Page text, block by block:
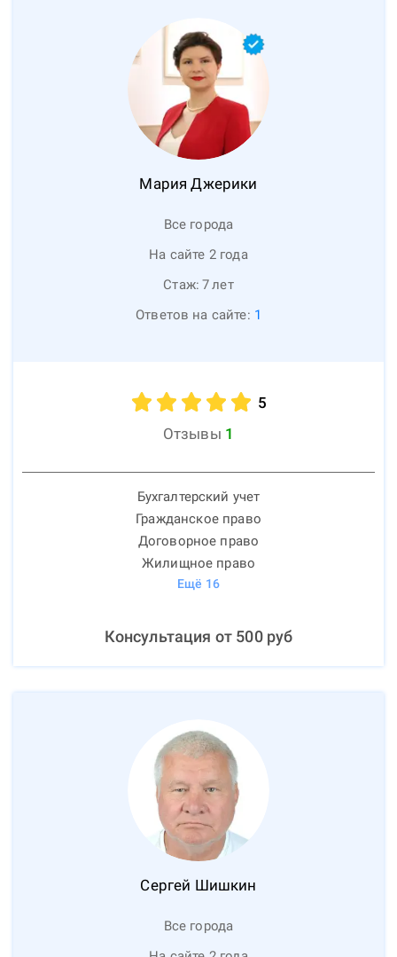
Мария Джерики
Все города
На сайте 2 года
Стаж: 7лет
Ответов на сайте: 1
5
Отзывы 1
Бухгалтерский учет
Гражданское право
Договорное право
Жилищное право
Ещё 16
Консультация от 500руб
Сергей Шишкин
Все города